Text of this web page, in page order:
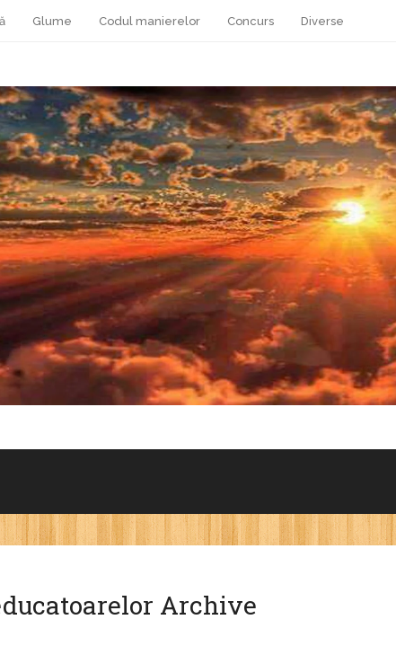
Glume Codul manierelor Concurs Diverse
Archive